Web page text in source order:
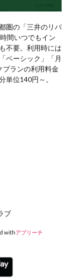
圏の「三井のリパ
間いつでもイン
不要。利用時には
ベーシック」「月
プランの利用料金
単位140円～。
ブ
withアプリーチ